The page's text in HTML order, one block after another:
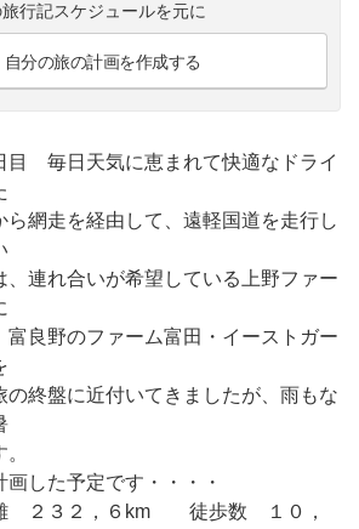
旅行記スケジュールを元に
自分の旅の計画を作成する
目 毎日天気に恵まれて快適なドライ
網走を経由して、遠軽国道を走行し
連れ合いが希望している上野ファー
良野のファーム富田・イーストガー
終盤に近付いてきましたが、雨もな
した予定です・・・・
２３２，６km 徒歩数 １０，